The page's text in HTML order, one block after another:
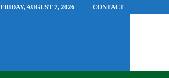
FRIDAY, AUGUST 7, 2026
CONTACT